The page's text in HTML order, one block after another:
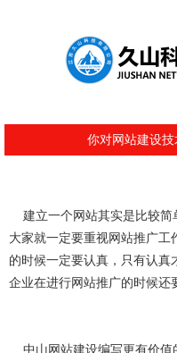
你对网站建设
建立一个网站其实是比较简
大家就一定要重视网站推广
的时候一定要认真，只有认真
企业在进行网站推广的时候还
中山网站建设编写更有价值